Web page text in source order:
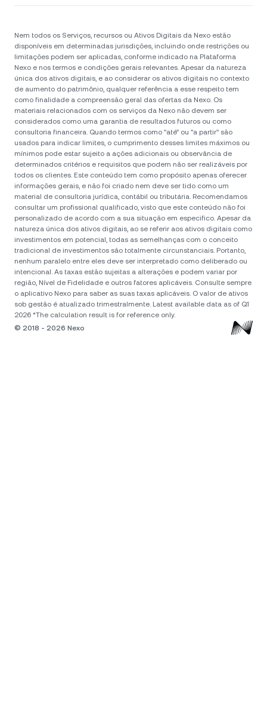
Nem todos os Serviços, recursos ou Ativos Digitais da Nexo estão
disponíveis em determinadas jurisdições, incluindo onde restrições ou
limitações podem ser aplicadas, conforme indicado na Plataforma
Nexo e nos termos e condições gerais relevantes. Apesar da natureza
única dos ativos digitais, e ao considerar os ativos digitais no contexto
de aumento do patrimônio, qualquer referência a esse respeito tem
como finalidade a compreensão geral das ofertas da Nexo. Os
materiais relacionados com os serviços da Nexo não devem ser
considerados como uma garantia de resultados futuros ou como
consultoria financeira. Quando termos como "até" ou "a partir" são
usados para indicar limites, o cumprimento desses limites máximos ou
mínimos pode estar sujeito a ações adicionais ou observância de
determinados critérios e requisitos que podem não ser realizáveis por
todos os clientes. Este conteúdo tem como propósito apenas oferecer
informações gerais, e não foi criado nem deve ser tido como um
material de consultoria jurídica, contábil ou tributária. Recomendamos
consultar um profissional qualificado, visto que este conteúdo não foi
personalizado de acordo com a sua situação em especifico. Apesar da
natureza única dos ativos digitais, ao se referir aos ativos digitais como
investimentos em potencial, todas as semelhanças com o conceito
tradicional de investimentos são totalmente circunstanciais. Portanto,
nenhum paralelo entre eles deve ser interpretado como deliberado ou
intencional. As taxas estão sujeitas a alterações e podem variar por
região, Nível de Fidelidade e outros fatores aplicáveis. Consulte sempre
o aplicativo Nexo para saber as suas taxas aplicáveis. O valor de ativos
sob gestão é atualizado trimestralmente. Latest available data as of Q1
2026 *The calculation result is for reference only.
© 2018 - 2026 Nexo